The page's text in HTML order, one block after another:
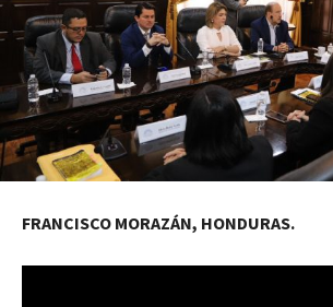
FRANCISCO MORAZÁN, HONDURAS.